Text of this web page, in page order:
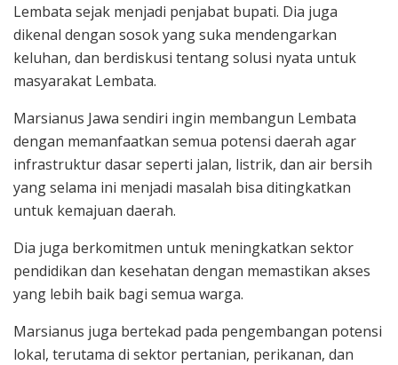
Lembata sejak menjadi penjabat bupati. Dia juga
dikenal dengan sosok yang suka mendengarkan
keluhan, dan berdiskusi tentang solusi nyata untuk
masyarakat Lembata.
Marsianus Jawa sendiri ingin membangun Lembata
dengan memanfaatkan semua potensi daerah agar
infrastruktur dasar seperti jalan, listrik, dan air bersih
yang selama ini menjadi masalah bisa ditingkatkan
untuk kemajuan daerah.
Dia juga berkomitmen untuk meningkatkan sektor
pendidikan dan kesehatan dengan memastikan akses
yang lebih baik bagi semua warga.
Marsianus juga bertekad pada pengembangan potensi
lokal, terutama di sektor pertanian, perikanan, dan